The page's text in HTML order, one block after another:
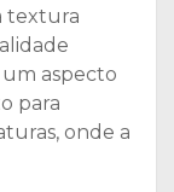
textura
aspecto
para
onde a